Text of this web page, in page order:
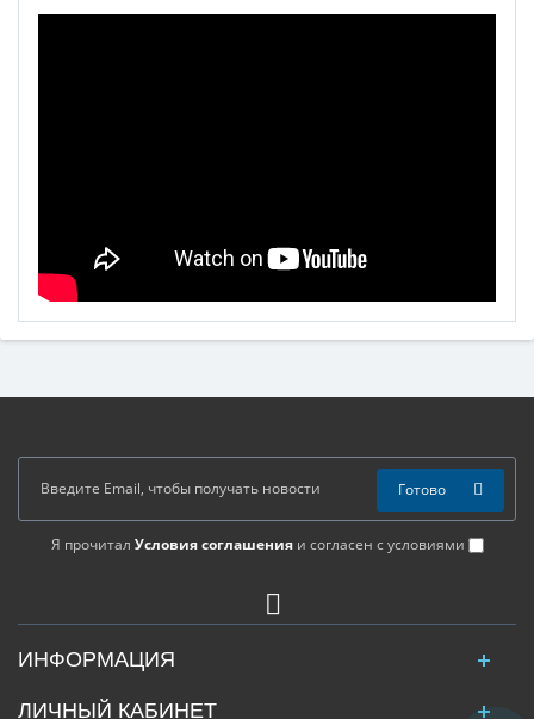
Я прочитал Условия соглашенияи согласен с условиями
Готово
ИНФОРМАЦИЯ
ЛИЧНЫЙ КАБИНЕТ